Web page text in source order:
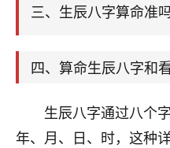
三、生辰八字算命准吗
四、算命生辰八字和
生辰八字通过八个
年、月、日、时，这种
太阳当空赵：我也
大环境不好，但是
2小时前 来自海南